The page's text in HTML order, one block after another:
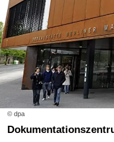
© dpa